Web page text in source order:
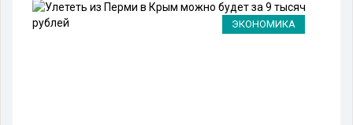
ЭКОНОМИКА